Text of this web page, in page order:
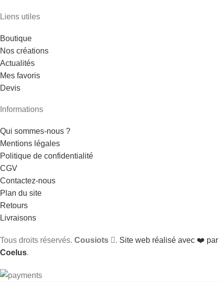
Liens utiles
Boutique
Nos créations
Actualités
Mes favoris
Devis
Informations
Qui sommes-nous ?
Mentions légales
Politique de confidentialité
CGV
Contactez-nous
Plan du site
Retours
Livraisons
Tous droits réservés. Cousiots . Site web réalisé avec ❤️ par
Coelus.